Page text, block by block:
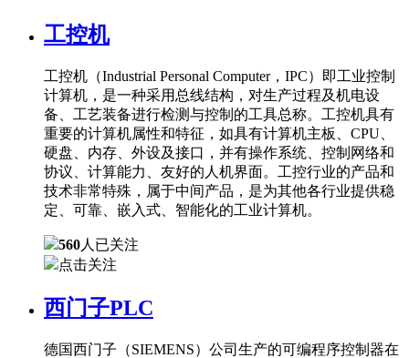
工控机
工控机（Industrial Personal Computer，IPC）即工业控制
计算机，是一种采用总线结构，对生产过程及机电设
备、工艺装备进行检测与控制的工具总称。工控机具有
重要的计算机属性和特征，如具有计算机主板、CPU、
硬盘、内存、外设及接口，并有操作系统、控制网络和
协议、计算能力、友好的人机界面。工控行业的产品和
技术非常特殊，属于中间产品，是为其他各行业提供稳
定、可靠、嵌入式、智能化的工业计算机。
560人已关注
点击关注
西门子PLC
德国西门子（SIEMENS）公司生产的可编程序控制器在